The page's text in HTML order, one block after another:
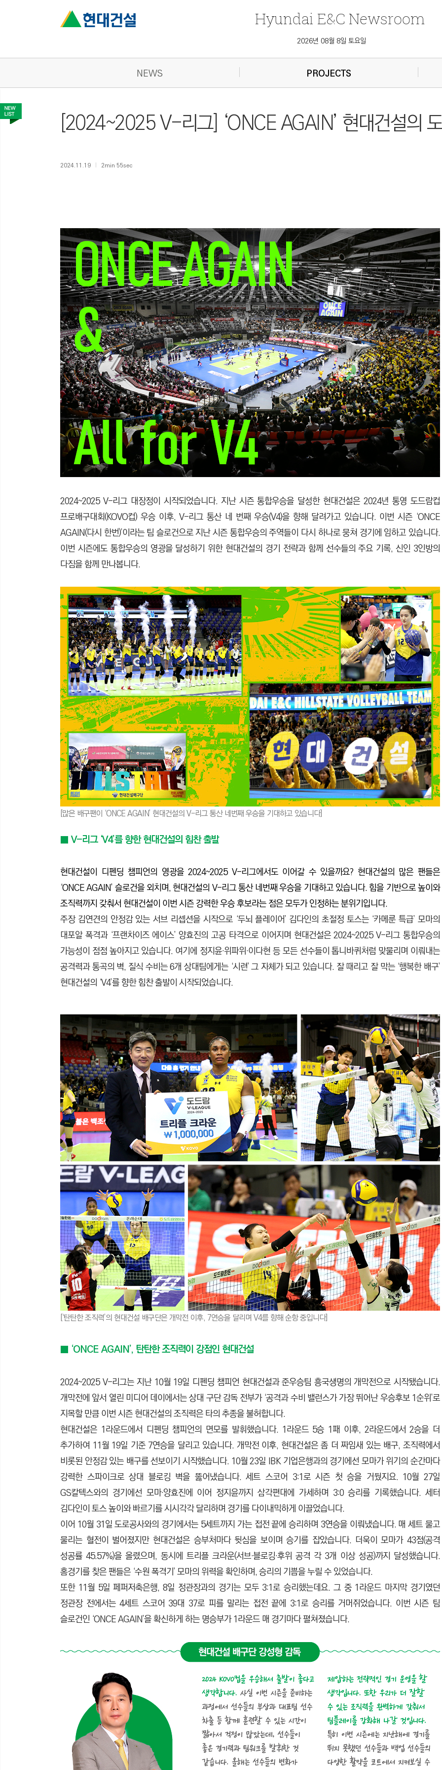
Hyundai E&C Newsroom
2026년 08월 8일 토요일
NEWS PROJECTS
[2024~2025 V-리그] ‘ONCE AGAIN’ 현대건설의
2024.11.19 2min 55sec
2024~2025 V-리그 대장정이 시작되었습니다. 지난 시즌 통합우승을 달성한 현대건설은 2024년 통영 도드람컵
프로배구대회(KOVO컵) 우승 이후, V-리그 통산 네 번째 우승(V4)을 향해 달려가고 있습니다. 이번 시즌 ‘ONCE
AGAIN(다시 한번)’이라는 팀 슬로건으로 지난 시즌 통합우승의 주역들이 다시 하나로 뭉쳐 경기에 임하고 있습니다.
이번 시즌에도 통합우승의 영광을 달성하기 위한 현대건설의 경기 전략과 함께 선수들의 주요 기록, 신인 3인방의
다짐을 함께 만나봅니다.
[많은 배구팬이 ‘ONCE AGAIN’ 현대건설의 V-리그 통산 네번째 우승을 기대하고 있습니다]
■ V-리그 ‘V4’를 향한 현대건설의 힘찬 출발
현대건설이 디펜딩 챔피언의 영광을 2024~2025 V-리그에서도 이어갈 수 있을까요? 현대건설의 많은 팬들은
‘ONCE AGAIN’ 슬로건을 외치며, 현대건설의 V-리그 통산 네번째 우승을 기대하고 있습니다. 힘을 기반으로 높이와
조직력까지 갖춰서 현대건설이 이번 시즌 강력한 우승 후보라는 점은 모두가 인정하는 분위기입니다.
주장 김연견의 안정감 있는 서브 리셉션을 시작으로 ‘두뇌 플레이어’ 김다인의 초절정 토스는 ‘카메룬 특급’ 모마의
대포알 폭격과 ‘프랜차이즈 에이스’ 양효진의 고공 타격으로 이어지며 현대건설은 2024~2025 V-리그 통합우승의
가능성이 점점 높아지고 있습니다. 여기에 정지윤·위파위·이다현 등 모든 선수들이 톱니바퀴처럼 맞물리며 이뤄내는
공격력과 통곡의 벽, 질식 수비는 6개 상대팀에게는 ‘시련’ 그 자체가 되고 있습니다. 잘 때리고 잘 막는 ‘행복한 배구’
현대건설의 ‘V4’를 향한 힘찬 출발이 시작되었습니다.
[‘탄탄한 조직력’의 현대건설 배구단은 개막전 이후, 7연승을 달리며 V4를 향해 순항 중입니다]
■ ‘ONCE AGAIN’, 탄탄한 조직력이 강점인 현대건설
2024~2025 V-리그는 지난 10월 19일 디펜딩 챔피언 현대건설과 준우승팀 흥국생명의 개막전으로 시작됐습니다.
개막전에 앞서 열린 미디어 데이에서는 상대 구단 감독 전부가 ‘공격과 수비 밸런스가 가장 뛰어난 우승후보 1순위’로
지목할 만큼 이번 시즌 현대건설의 조직력은 타의 추종을 불허합니다.
현대건설은 1라운드에서 디펜딩 챔피언의 면모를 발휘했습니다. 1라운드 5승 1패 이후, 2라운드에서 2승을 더
추가하여 11월 19일 기준 7연승을 달리고 있습니다. 개막전 이후, 현대건설은 좀 더 짜임새 있는 배구, 조직력에서
비롯된 안정감 있는 배구를 선보이기 시작했습니다. 10월 23일 IBK 기업은행과의 경기에선 모마가 위기의 순간마다
강력한 스파이크로 상대 블로킹 벽을 뚫어냈습니다. 세트 스코어 3:1로 시즌 첫 승을 거뒀지요. 10월 27일
GS칼텍스와의 경기에선 모마·양효진에 이어 정지윤까지 삼각편대에 가세하며 3:0 승리를 기록했습니다. 세터
김다인이 토스 높이와 빠르기를 시시각각 달리하며 경기를 다이내믹하게 이끌었습니다.
이어 10월 31일 도로공사와의 경기에서는 5세트까지 가는 접전 끝에 승리하며 3연승을 이뤄냈습니다. 매 세트 물고
물리는 혈전이 벌어졌지만 현대건설은 승부처마다 뒷심을 보이며 승기를 잡았습니다. 더욱이 모마가 43점(공격
성공률 45.57%)을 올렸으며, 동시에 트리플 크라운(서브·블로킹·후위 공격 각 3개 이상 성공)까지 달성했습니다.
홈경기를 찾은 팬들은 ‘수원 폭격기’ 모마의 위력을 확인하며, 승리의 기쁨을 누릴 수 있었습니다.
또한 11월 5일 페퍼저축은행, 8일 정관장과의 경기는 모두 3:1로 승리했는데요. 그 중 1라운드 마지막 경기였던
정관장 전에서는 4세트 스코어 39대 37로 피를 말리는 접전 끝에 3:1로 승리를 거머쥐었습니다. 이번 시즌 팀
슬로건인 ‘ONCE AGAIN’을 확신하게 하는 명승부가 1라운드 매 경기마다 펼쳐졌습니다.